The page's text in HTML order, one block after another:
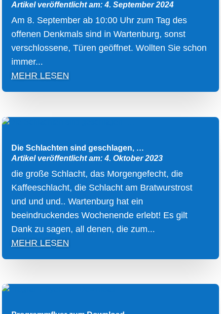
Artikel veröffentlicht am: 4. September 2024
Am 8. September ab 10:00 Uhr zum Tag des
offenen Denkmals sind in Wartenburg, sonst
verschlossene, Türen geöffnet. Wollten Sie schon
immer...
MEHR LESEN
Die Schlachten sind geschlagen, …
Artikel veröffentlicht am: 4. Oktober 2023
die große Schlacht, das Morgengefecht, die
Kaffeeschlacht, die Schlacht am Bratwurstrost
und und und.. Wartenburg hat ein
beeindruckendes Wochenende erlebt! Es gilt
Dank zu sagen, all denen, die zum...
MEHR LESEN